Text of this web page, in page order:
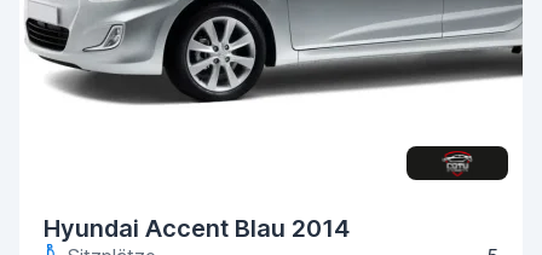
Hyundai Accent Blau 2014